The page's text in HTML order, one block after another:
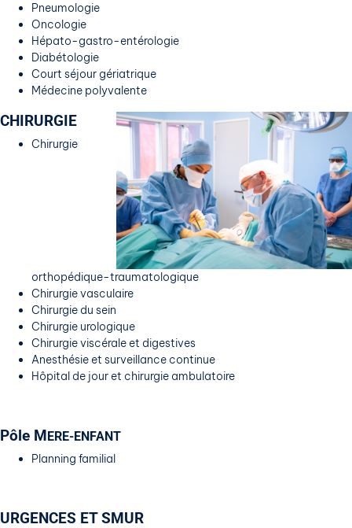
Pneumologie
Oncologie
Hépato-gastro-entérologie
Diabétologie
Court séjour gériatrique
Médecine polyvalente
CHIRURGIE
Chirurgie
orthopédique-traumatologique
Chirurgie vasculaire
Chirurgie du sein
Chirurgie urologique
Chirurgie viscérale et digestives
Anesthésie et surveillance continue
Hôpital de jour et chirurgie ambulatoire
Pôle MERE-ENFANT
Planning familial
URGENCES ET SMUR